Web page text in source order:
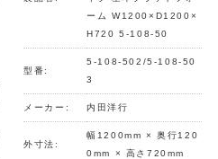
ーム W1200×D1200×
H720 5-108-50
型番:
5-108-502/5-108-50
3
メーカー: 内田洋行
外寸法:
幅1200mm × 奥行120
0mm × 高さ720mm